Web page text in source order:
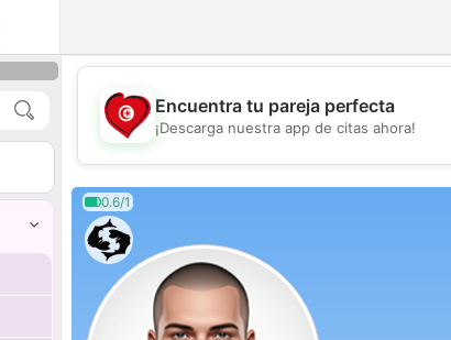
Encuentra tu pareja perfecta
¡Descarga nuestra app de citas ahora!
0.6/1